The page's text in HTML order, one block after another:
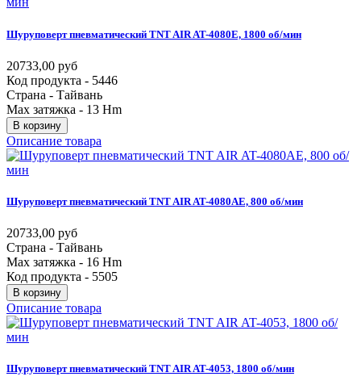
Шуруповерт пневматический TNT AIR AT-4080E, 1800 об/мин
20733,00 руб
Код продукта - 5446
Страна - Тайвань
Max затяжка - 13 Hm
В корзину
Описание товара
Шуруповерт пневматический TNT AIR AT-4080AE, 800 об/мин
20733,00 руб
Страна - Тайвань
Max затяжка - 16 Hm
Код продукта - 5505
В корзину
Описание товара
Шуруповерт пневматический TNTAIRAT-4053, 1800 об/мин